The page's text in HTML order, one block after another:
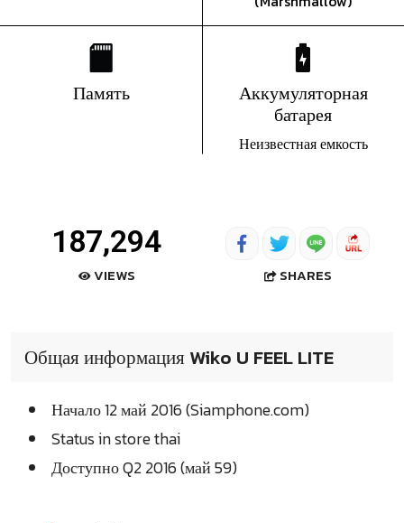
Память
Аккумуляторная
батарея
Неизвестная емкость
187,294
VIEWS SHARES
Общая информация Wiko U FEEL LITE
Начало 12 май 2016 (Siamphone.com)
Status in store thai
Доступно Q2 2016 (май 59)